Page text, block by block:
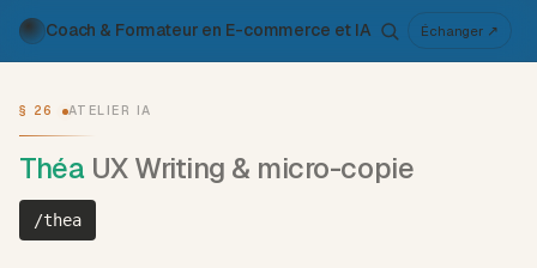
Coach & Formateur en E-commerce et IA
Pour qui Services Travaux Voix À propos Atelier IA Métiers
Échanger ↗
§ 26 ATELIER IA
Théa UX Writing & micro-copie
/thea